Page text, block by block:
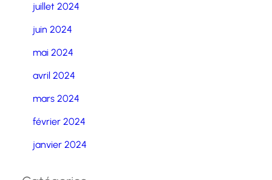
juillet 2024
juin 2024
mai 2024
avril 2024
mars 2024
février 2024
janvier 2024